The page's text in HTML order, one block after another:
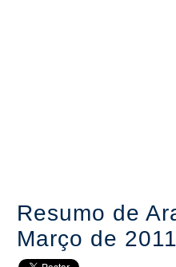
Resumo de
Março de